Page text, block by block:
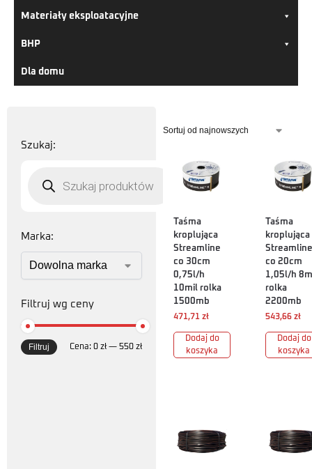
Materiały eksploatacyjne
BHP
Dla domu
Szukaj:
Marka:
Filtruj wg ceny
Filtruj Cena: 0 zł — 550 zł
Taśma
kroplująca
Streamline
co 30cm
0,75l/h
10mil rolka
1500mb
471,71 zł
Dodaj do
koszyka
Taśma
kroplująca
Streamline
co 20cm
1,05l/h
rolka
2200mb
543,66 zł
Dodaj do
koszyka